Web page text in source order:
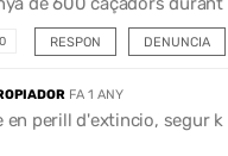
RESPON
0 DENUNCIA
FA 1 ANY
en perill d'extincio, segur